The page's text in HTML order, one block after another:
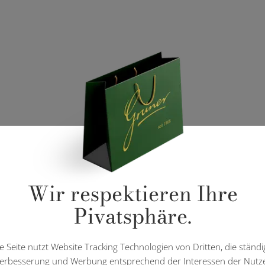
Wir respektieren Ihre
Pivatsphäre.
Seite nutzt Website Tracking Technologien von Dritten, die
und Werbung entsprechend der Interessen der